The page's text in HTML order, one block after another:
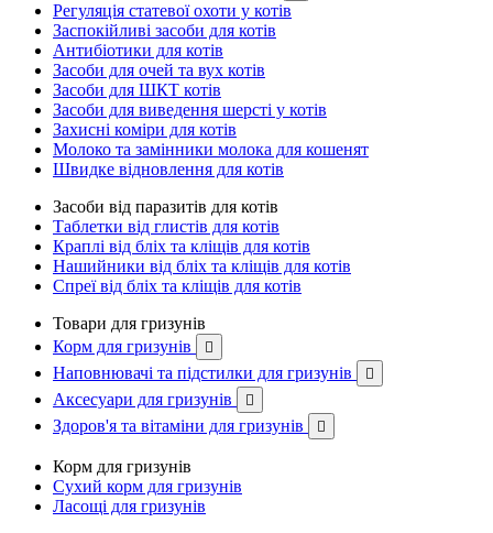
Регуляція статевої охоти у котів
Заспокійливі засоби для котів
Антибіотики для котів
Засоби для очей та вух котів
Засоби для ШКТ котів
Засоби для виведення шерсті у котів
Захисні коміри для котів
Молоко та замінники молока для кошенят
Швидке відновлення для котів
Засоби від паразитів для котів
Таблетки від глистів для котів
Краплі від бліх та кліщів для котів
Нашийники від бліх та кліщів для котів
Спреї від бліх та кліщів для котів
Товари для гризунів
Корм для гризунів

Наповнювачі та підстилки для гризунів 
Аксесуари для гризунів 
Здоров'я та вітаміни для гризунів 
Корм для гризунів
Сухий корм для гризунів
Ласощі для гризунів